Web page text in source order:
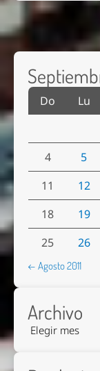
Do Lu
4
5
11
12
18
19
25
26
← Agosto 2011
Archivo